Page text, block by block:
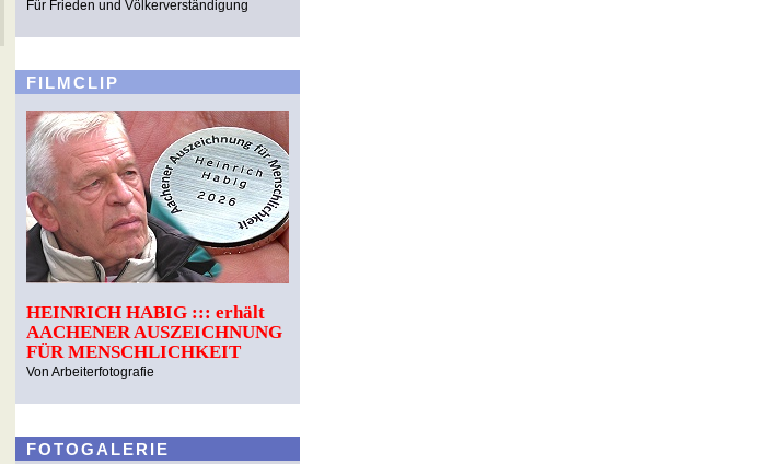
Für Frieden und Völkerverständigung
FILMCLIP
HEINRICH HABIG ::: erhält
AACHENER AUSZEICHNUNG
FÜR MENSCHLICHKEIT
Von Arbeiterfotografie
FOTOGALERIE